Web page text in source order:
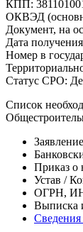
КПП:
ОКВЭД
Документ, на
Дата
Номер в
Статус СРО:
Список
Заявление
Приказ о
Устав /
ОГРН,
Выписка
Сведения